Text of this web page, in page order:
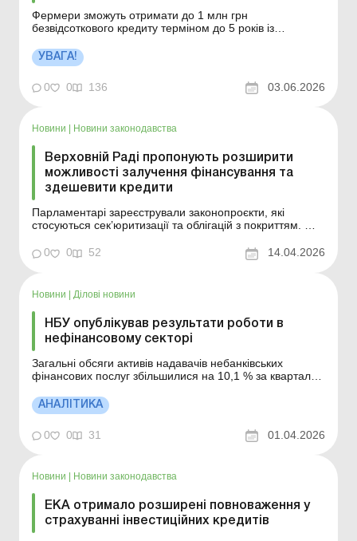
Фермери зможуть отримати до 1 млн грн
безвідсоткового кредиту терміном до 5 років із
повернення бюджетних коштів. Прийом заявок – до 2
липня 2026 року. Більше за темою: За умовами гранту
підприємець має працевлаштувати працівників: як ...
УВАГА!
0 0 136 03.06.2026
Новини Новини законодавства
Верховній Раді пропонують розширити
можливості залучення фінансування та
здешевити кредити
Парламентарі зареєстрували законопроєкти, які
стосуються сек’юритизації та облігацій з покриттям. Що
Продаж військових інвалютних облігацій в обліку
платника податку на прибуток У Верховні Раді
стосуються с...
0 0 52 14.04.2026
Новини | Ділові новини
НБУ опублікував результати роботи в
нефінансовому секторі
Загальні обсяги активів надавачів небанківських
фінансових послуг збільшилися на 10,1 % за квартал
р). Тож частка небанківських фінансових установ під
наглядом НБУ в активах фінансового сектору дещо
знизилася і сягнула історично найнижчого рівня...
АНАЛІТИКА
0 0 31 01.04.2026
Новини Новини законодавства
ЕКА отримало розширені повноваження у
страхуванні інвестиційних кредитів